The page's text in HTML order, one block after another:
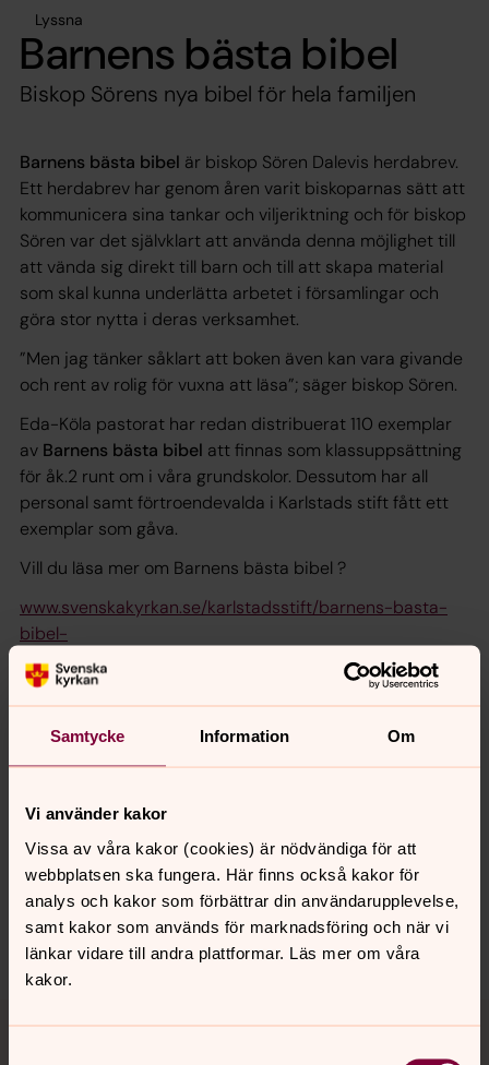
Samtycke Information Om
Vi använder kakor
Vissa av våra kakor (cookies) är nödvändiga för att
webbplatsen ska fungera. Här finns också kakor för
analys och kakor som förbättrar din användarupplevelse,
samt kakor som används för marknadsföring och när vi
länkar vidare till andra plattformar. Läs mer om våra
kakor.
Lyssna
Barnens bästa bibel
Biskop Sörens nya bibel för hela familjen
Barnens bästa bibel är biskop Sören Dalevis herdabrev.
Ett herdabrev har genom åren varit biskoparnas sätt att
kommunicera sina tankar och viljeriktning och för biskop
Sören var det självklart att använda denna möjlighet till
att vända sig direkt till barn och till att skapa material
som skal kunna underlätta arbetet i församlingar och
göra stor nytta i deras verksamhet.
”Men jag tänker såklart att boken även kan vara givande
och rent av rolig för vuxna att läsa”; säger biskop Sören.
Eda-Köla pastorat har redan distribuerat 110 exemplar
av Barnens bästa bibel att finnas som klassuppsättning
för åk.2 runt om i våra grundskolor. Dessutom har all
personal samt förtroendevalda i Karlstads stift fått ett
exemplar som gåva.
Vill du läsa mer om Barnens bästa bibel ?
www.svenskakyrkan.se/karlstadsstift/barnens-basta-
bibel-
Senast ändrad 24 februari 2021
Synpunkter eller frågor på sidans
innehåll?
eda-kola.pastorat@svenskakyrkan.se
Dela